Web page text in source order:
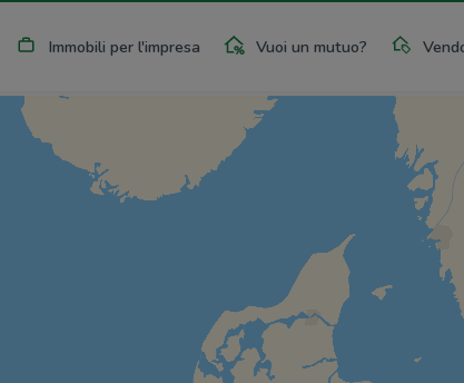
Immobili per l'impresa Vuoi un mutuo?